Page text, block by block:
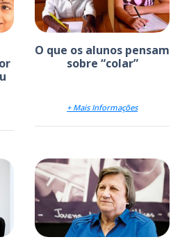
O que os alunos pensam
sobre “colar”
+ Mais Informações